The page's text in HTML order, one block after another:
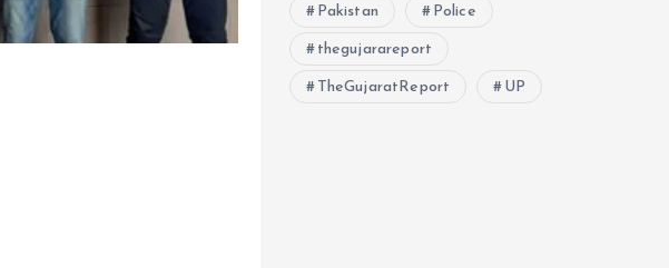
Pakistan Police
thegujarareport
TheGujaratReport UP